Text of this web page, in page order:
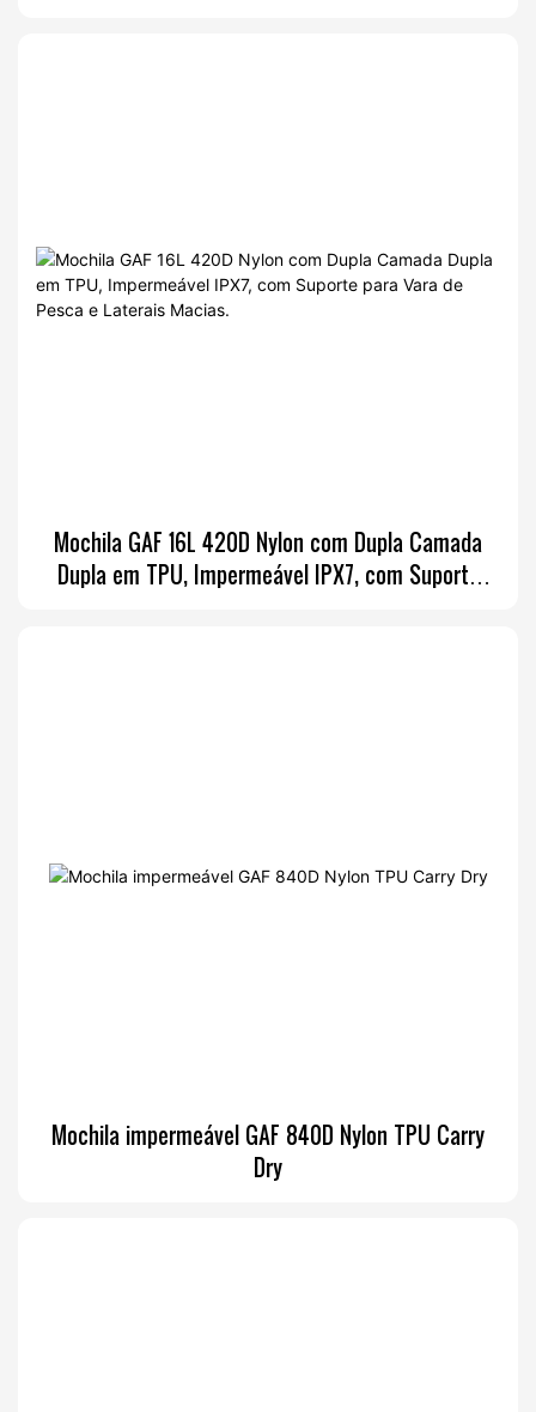
Mochila GAF 16L 420D Nylon com Dupla Camada
Dupla em TPU, Impermeável IPX7, com Suporte
Mochila impermeável GAF 840D Nylon TPU Carry
Dry